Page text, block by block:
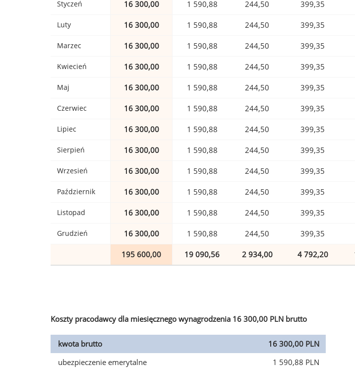
Styczeń 16 300,00 1 590,88 244,50 399,35
Luty 16 300,00 1 590,88 244,50 399,35
Marzec 16 300,00 1 590,88 244,50 399,35
Kwiecień 16 300,00 1 590,88 244,50 399,35
Maj 16 300,00 1 590,88 244,50 399,35
Czerwiec 16 300,00 1 590,88 244,50 399,35
Lipiec 16 300,00 1 590,88 244,50 399,35
Sierpień 16 300,00 1 590,88 244,50 399,35
Wrzesień 16 300,00 1 590,88 244,50 399,35
Październik 16 300,00 1 590,88 244,50 399,35
Listopad 16 300,00 1 590,88 244,50 399,35
Grudzień 16 300,00 1 590,88 244,50 399,35
195 600,00 19 090,56 2 934,00 4 792,20
Koszty pracodawcy dla miesięcznego wynagrodzenia 16 300,00 PLN brutto
kwota brutto
16 300,00 PLN
ubezpieczenie emerytalne
1 590,88 PLN